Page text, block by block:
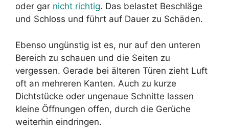
oder gar nicht richtig. Das belastet Beschläge
und Schloss und führt auf Dauer zu Schäden.
Ebenso ungünstig ist es, nur auf den unteren
Bereich zu schauen und die Seiten zu
vergessen. Gerade bei älteren Türen zieht Luft
oft an mehreren Kanten. Auch zu kurze
Dichtstücke oder ungenaue Schnitte lassen
kleine Öffnungen offen, durch die Gerüche
weiterhin eindringen.